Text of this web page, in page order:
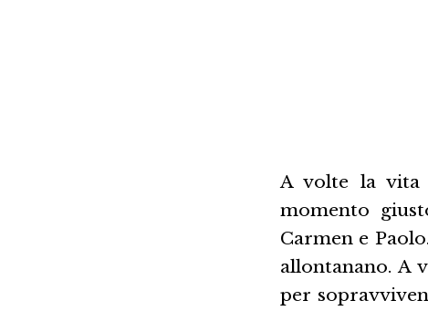
A volte la vita
momento
Carmen e
allontanano. A
per